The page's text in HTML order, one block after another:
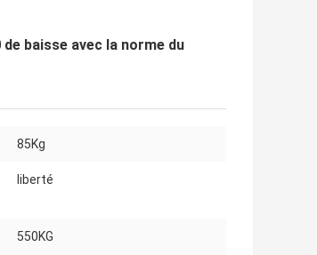
baisse avec la norme du
85Kg
liberté
550KG